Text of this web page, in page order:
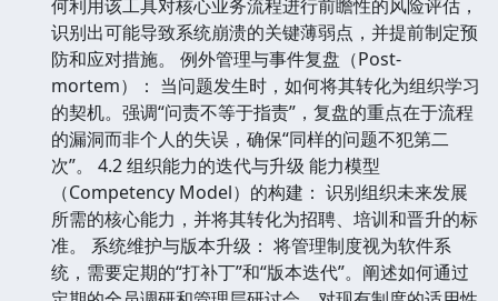
何利用该工具对核心业务流程进行前瞻性的风险评估，
识别出可能导致系统崩溃的关键薄弱点，并提前制定预
防和应对措施。 例外管理与事件复盘（Post-
mortem）： 当问题发生时，如何将其转化为组织学习
的契机。强调“问责不等于指责”，复盘的重点在于流程
的漏洞而非个人的失误，确保“同样的问题不犯第二
次”。 4.2 组织能力的迭代与升级 能力模型
（Competency Model）的构建： 识别组织未来发展
所需的核心能力，并将其转化为招聘、培训和晋升的标
准。 系统维护与版本升级： 将管理制度视为软件系
统，需要定期的“打补丁”和“版本迭代”。阐述如何通过